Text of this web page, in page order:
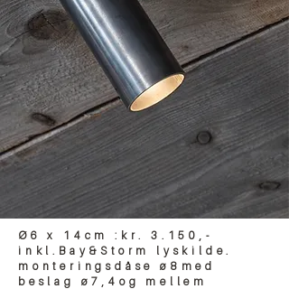
Ø6 x 14cm :kr. 3.150,-
inkl.Bay&Storm lyskilde.
monteringsdåse ø8med
beslag ø7,4og mellem